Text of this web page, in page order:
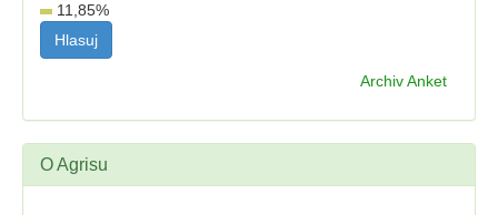
11,85%
Archiv Anket
O Agrisu